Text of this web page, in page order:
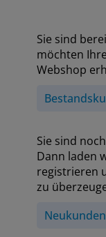
Sie sind
möchten
Webshop
Sie sind
Dann laden
registrieren
zu